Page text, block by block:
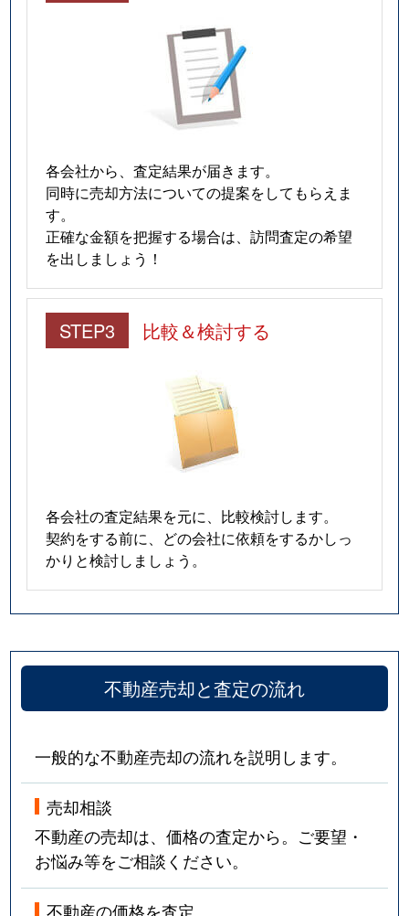
各会社から、査定結果が届きます。
同時に売却方法についての提案をしてもらえま
す。
正確な金額を把握する場合は、訪問査定の希望
を出しましょう！
STEP3 比較＆検討する
各会社の査定結果を元に、比較検討します。
契約をする前に、どの会社に依頼をするかしっ
かりと検討しましょう。
不動産売却と査定の流れ
一般的な不動産売却の流れを説明します。
売却相談
不動産の売却は、価格の査定から。ご要望・
お悩み等をご相談ください。
不動産の価格を査定